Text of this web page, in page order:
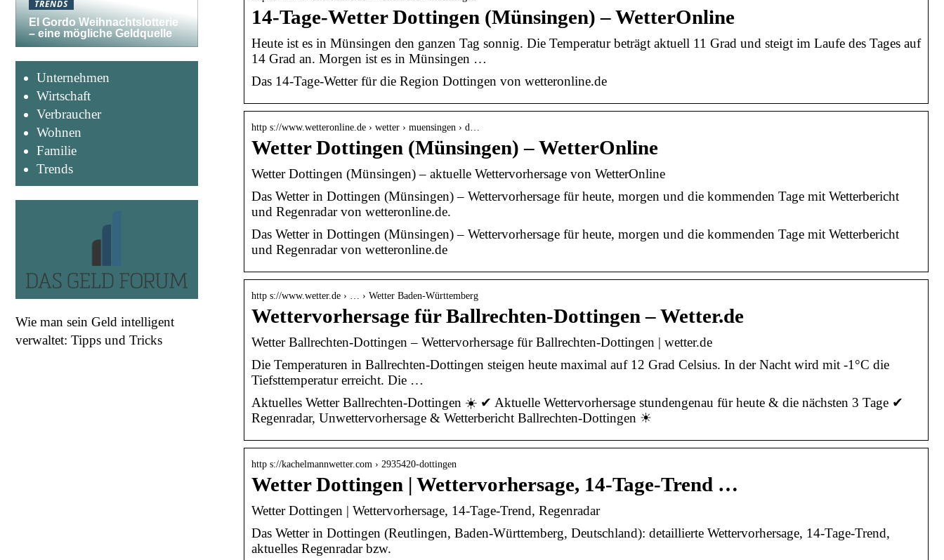
14-Tage-Wetter Dottingen (Münsingen) – WetterOnline
Heute ist es in Münsingen den ganzen Tag sonnig. Die Temperatur beträgt aktuell 11 Grad und steigt im Laufe des Tages auf
14 Grad an. Morgen ist es in Münsingen …
Das 14-Tage-Wetter für die Region Dottingen von wetteronline.de
http s://www.wetteronline.de › wetter › muensingen › d…
Wetter Dottingen (Münsingen) – WetterOnline
Wetter Dottingen (Münsingen) – aktuelle Wettervorhersage von WetterOnline
Das Wetter in Dottingen (Münsingen) – Wettervorhersage für heute, morgen und die kommenden Tage mit Wetterbericht
und Regenradar von wetteronline.de.
Das Wetter in Dottingen (Münsingen) – Wettervorhersage für heute, morgen und die kommenden Tage mit Wetterbericht
und Regenradar von wetteronline.de
http s://www.wetter.de › … › Wetter Baden-Württemberg
Wettervorhersage für Ballrechten-Dottingen – Wetter.de
Wetter Ballrechten-Dottingen – Wettervorhersage für Ballrechten-Dottingen | wetter.de
Die Temperaturen in Ballrechten-Dottingen steigen heute maximal auf 12 Grad Celsius. In der Nacht wird mit -1°C die
Tiefsttemperatur erreicht. Die …
Aktuelles Wetter Ballrechten-Dottingen ☀️ ✔ Aktuelle Wettervorhersage stundengenau für heute & die nächsten 3 Tage ✔
Regenradar, Unwettervorhersage & Wetterbericht Ballrechten-Dottingen ☀
http s://kachelmannwetter.com › 2935420-dottingen
Wetter Dottingen | Wettervorhersage, 14-Tage-Trend …
Wetter Dottingen | Wettervorhersage, 14-Tage-Trend, Regenradar
Das Wetter in Dottingen (Reutlingen, Baden-Württemberg, Deutschland): detaillierte Wettervorhersage, 14-Tage-Trend,
aktuelles Regenradar bzw.
TRENDS
El Gordo Weihnachtslotterie
– eine mögliche Geldquelle
Unternehmen
Wirtschaft
Verbraucher
Wohnen
Familie
Trends
Wie man sein Geld intelligent
verwaltet: Tipps und Tricks